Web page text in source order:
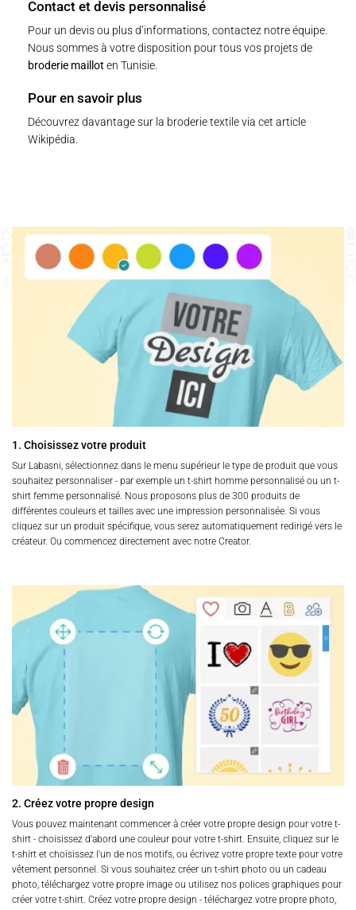
Contact et devis personnalisé
Pour un devis ou plus d’informations, contactez notre équipe.
Nous sommes à votre disposition pour tous vos projets de
broderie maillot en Tunisie.
Pour en savoir plus
Découvrez davantage sur la broderie textile via cet article
Wikipédia.
1. Choisissez votre produit
Sur Labasni, sélectionnez dans le menu supérieur le type de produit que vous
souhaitez personnaliser - par exemple un t-shirt homme personnalisé ou un t-
shirt femme personnalisé. Nous proposons plus de 300 produits de
différentes couleurs et tailles avec une impression personnalisée. Si vous
cliquez sur un produit spécifique, vous serez automatiquement redirigé vers le
créateur. Ou commencez directement avec notre Creator.
2. Créez votre propre design
Vous pouvez maintenant commencer à créer votre propre design pour votre t-
shirt - choisissez d'abord une couleur pour votre t-shirt. Ensuite, cliquez sur le
t-shirt et choisissez l'un de nos motifs, ou écrivez votre propre texte pour votre
vêtement personnel. Si vous souhaitez créer un t-shirt photo ou un cadeau
photo, téléchargez votre propre image ou utilisez nos polices graphiques pour
créer votre t-shirt. Créez votre propre design - téléchargez votre propre photo,